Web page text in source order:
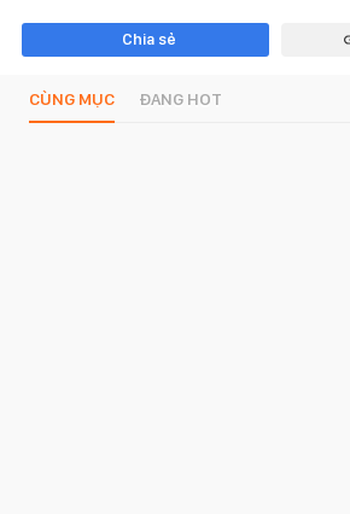
Chia sẻ
CÙNG MỤC ĐANG HOT